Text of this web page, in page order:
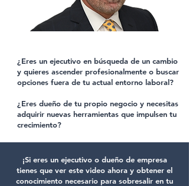
¿Eres un ejecutivo en búsqueda de un cambio
y quieres ascender profesionalmente o buscar
opciones fuera de tu actual entorno laboral?
¿Eres dueño de tu propio negocio y necesitas
adquirir nuevas herramientas que impulsen tu
crecimiento?
¡Si eres un ejecutivo o dueño de empresa
tienes que ver este video ahora y obtener el
conocimiento necesario para sobresalir en tu